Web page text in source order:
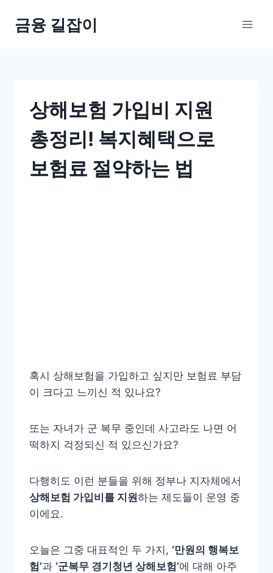
금융 길잡이
상해보험 가입비 지원
총정리! 복지혜택으로
보험료 절약하는 법
혹시 상해보험을 가입하고 싶지만 보험료 부담
이 크다고 느끼신 적 있나요?
또는 자녀가 군 복무 중인데 사고라도 나면 어
떡하지 걱정되신 적 있으신가요?
다행히도 이런 분들을 위해 정부나 지자체에서
상해보험 가입비를 지원하는 제도들이 운영 중
이에요.
오늘은 그중 대표적인 두 가지, ‘만원의 행복보
험’과 ‘군복무 경기청년 상해보험’에 대해 아주